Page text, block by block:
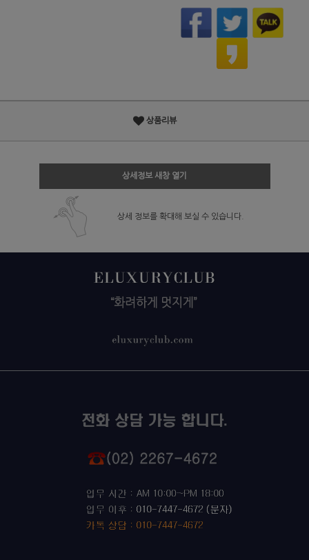
상품리뷰
상세정보 새창 열기
상세 정보를 확대해 보실 수 있습니다.